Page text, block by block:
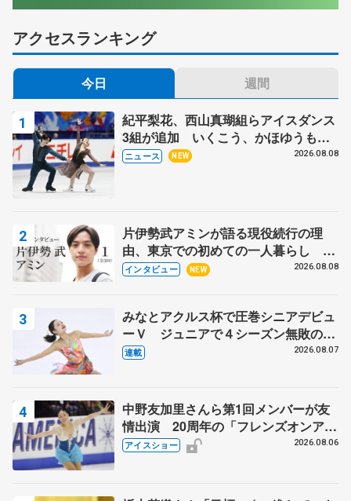
アクセスランキング
今日 週間
紀平梨花、西山真瑚組らアイスダンス
3組が追加 いくこう、かほゆうも、
木下グループ杯
ニュース NEW 2026.08.08
片伊勢武アミンが語る現役続行の理
由、東京での初めての一人暮らし 注
目スケーターの「今」に迫る
インタビュー NEW 2026.08.08
みなとアクルス杯で圧巻シニアデビュ
ーＶ ジュニアで４シーズン無敗の島
田麻央
連載 2026.08.07
中野友加里さんら第1回メンバーが友
情出演 20周年の「フレンズオンアイ
ス」 宮本賢二さん、有川梨絵さん、
アイスショー 2026.08.06